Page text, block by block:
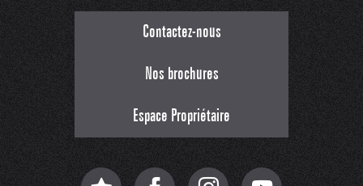
Contactez-nous
Nos brochures
Espace Propriétaire